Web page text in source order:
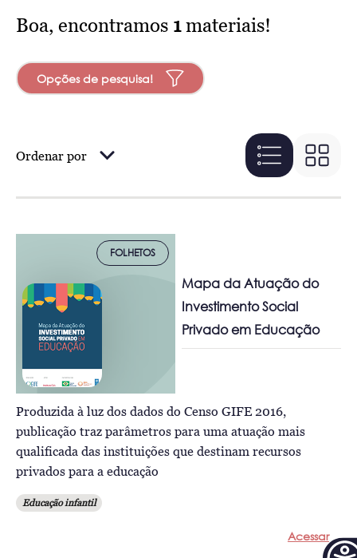
Boa, encontramos 1materiais!
Opções de pesquisa!
Ordenar por
FOLHETOS
Mapa da Atuação do
Investimento Social
Privado em Educação
Produzida à luz dos dados do Censo GIFE 2016,
publicação traz parâmetros para uma atuação mais
qualificada das instituições que destinam recursos
privados para a educação
Educação infantil
Acessar